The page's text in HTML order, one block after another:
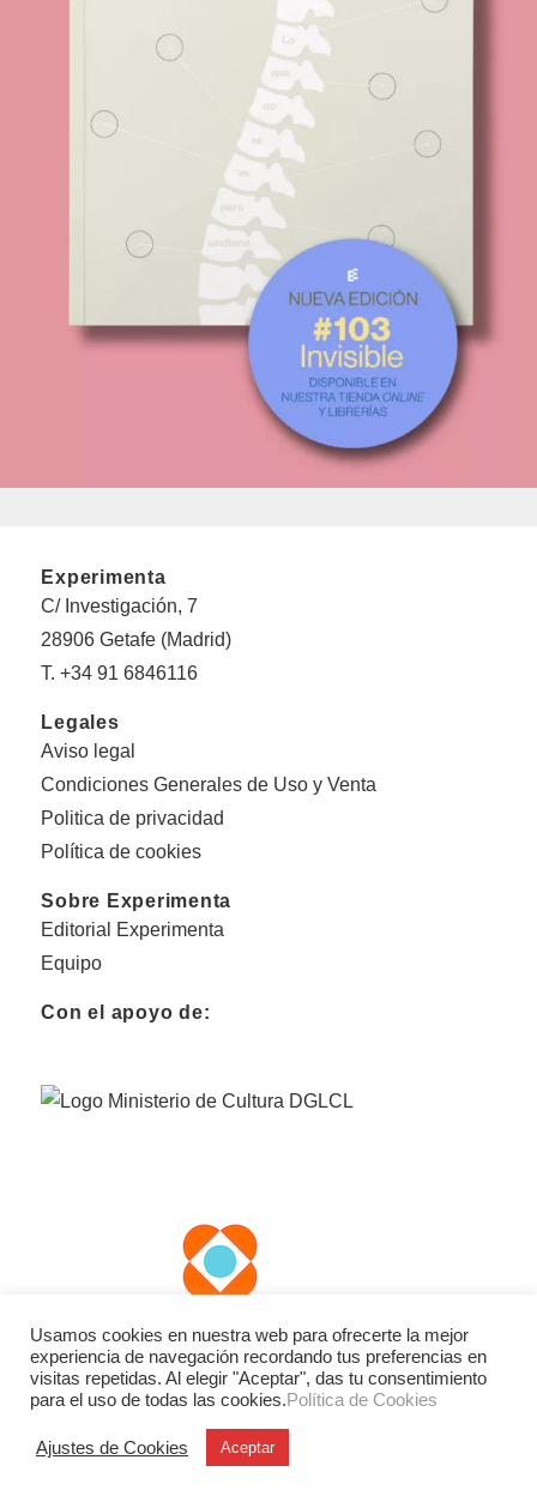
Experimenta
C/ Investigación, 7
28906 Getafe (Madrid)
T. +34 91 6846116
Legales
Aviso legal
Condiciones Generales de Uso y Venta
Politica de privacidad
Política de cookies
Sobre Experimenta
Editorial Experimenta
Equipo
Con el apoyo de:
Usamos cookies en nuestra web para ofrecerte la mejor
experiencia de navegación recordando tus preferencias en
visitas repetidas. Al elegir "Aceptar", das tu consentimiento
para el uso de todas las cookies.Política de Cookies
Ajustes de Cookies Aceptar